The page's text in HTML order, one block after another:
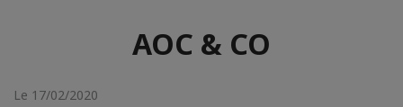
AOC & CO
Le 17/02/2020